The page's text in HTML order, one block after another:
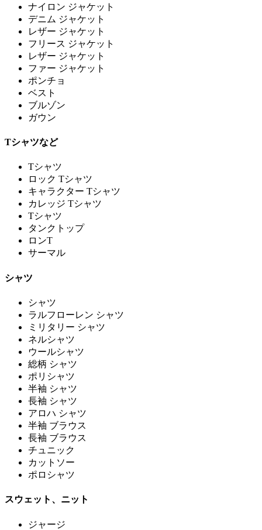
ナイロン ジャケット
デニム ジャケット
レザー ジャケット
フリース ジャケット
レザー ジャケット
ファー ジャケット
ポンチョ
ベスト
ブルゾン
ガウン
Tシャツなど
Tシャツ
ロック Tシャツ
キャラクター Tシャツ
カレッジ Tシャツ
Tシャツ
タンクトップ
ロンT
サーマル
シャツ
シャツ
ラルフローレン シャツ
ミリタリー シャツ
ネルシャツ
ウールシャツ
総柄 シャツ
ポリシャツ
半袖 シャツ
長袖 シャツ
アロハ シャツ
半袖 ブラウス
長袖 ブラウス
チュニック
カットソー
ポロシャツ
スウェット、ニット
ジャージ